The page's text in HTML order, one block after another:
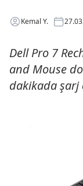
Kemal Y.
Dell Pro 7
and Mouse
dakikada şarj